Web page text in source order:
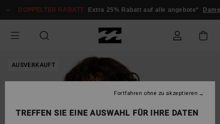
zur
springen
DOPPELTER RABATT Extra 25% Rabatt auf alle angebote* Damen
AUSVERKAUFT
TREFFEN SIE EINE AUSWAHL FÜR IHRE DATEN
Fortfahren ohne zu akzeptieren